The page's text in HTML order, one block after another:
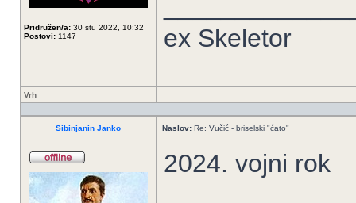
Pridružen/a: 30 stu 2022, 10:32
Postovi: 1147
ex Skeletor
Vrh
Sibinjanin Janko Naslov: Re: Vučić - briselski "ćato"
2024. vojni rok